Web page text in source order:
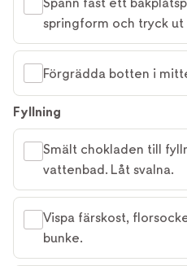
springform och tryck ut
Förgrädda botten i
Fyllning
Smält chokladen till
vattenbad. Låt svalna.
Vispa färskost,
bunke.